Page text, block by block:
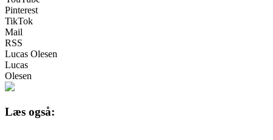
Pinterest
TikTok
Mail
RSS
Lucas Olesen
Lucas
Olesen
Læs også: